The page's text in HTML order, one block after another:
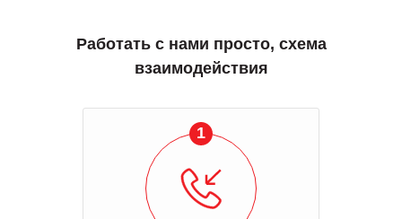
Работать с нами просто, схема
взаимодействия
1